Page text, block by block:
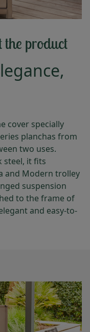
product
cover specially
planchas from
two uses.
steel, it fits
and Modern trolley
suspension
to the frame of
and easy-to-